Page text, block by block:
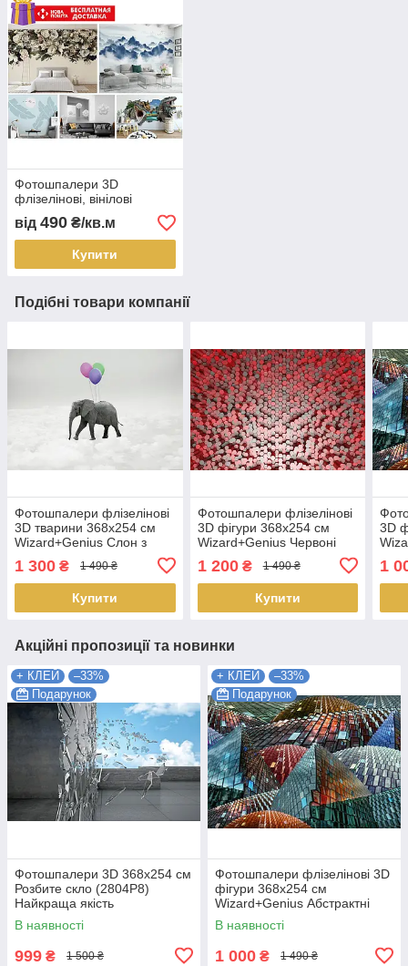
Фотошпалери 3D
флізелінові, вінілові
від 490 ₴/кв.м
Купити
Подібні товари компанії
Фотошпалери флізелінові
3D тварини 368х254 см
Wizard+Genius Слон з
Найкраща якість
1 300 ₴ 1 490 ₴
Купити
Фотошпалери флізелінові
3D фігури 368х254 см
Wizard+Genius Червоні
шестигранники (5020WG)
Найкраща якість
1 200₴ 1 490 ₴
Купити
3D
1
Акційні пропозиції та новинки
+ КЛЕЙ
–33%
Подарунок
Фотошпалери 3D 368x254 см
Розбите скло (2804P8)
Найкраща якість
В наявності
999 ₴ 1 500 ₴
+ КЛЕЙ
–33%
Подарунок
Фотошпалери флізелінові 3D
фігури 368х254 см
Wizard+Genius Абстрактні
піраміди (5043WG)
Найкраща якість
В наявності
1 000 ₴ 1 490 ₴